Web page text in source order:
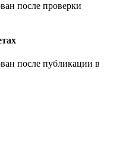
после проверки
после публикации в